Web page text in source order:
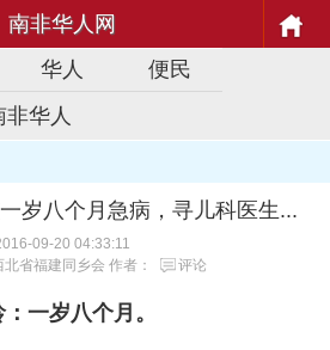
南非华人网
华人
便民
非华人
岁八个月急病，寻儿科医生...
09-20 04:33:11
省福建同乡会 作者：
评论
一岁八个月。